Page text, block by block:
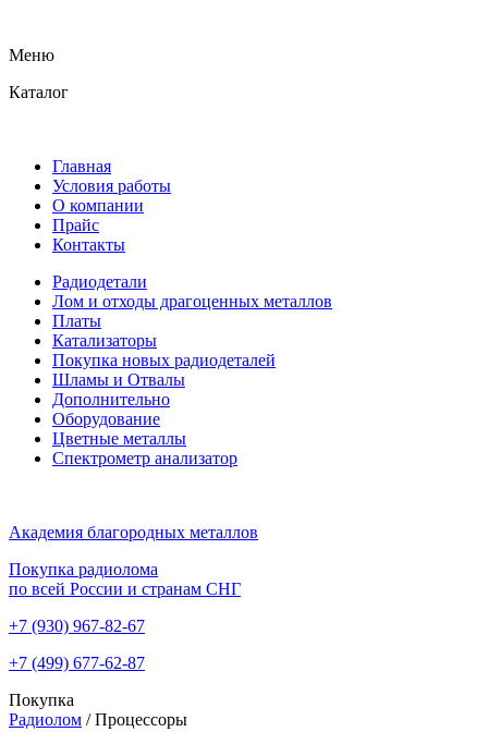
Меню
Каталог
Главная
Условия работы
О компании
Прайс
Контакты
Радиодетали
Лом и отходы драгоценных металлов
Платы
Катализаторы
Покупка новых радиодеталей
Шламы и Отвалы
Дополнительно
Оборудование
Цветные металлы
Спектрометр анализатор
Академия благородных металлов
Покупка радиолома
по всей России и странам СНГ
+7 (930) 967-82-67
+7 (499) 677-62-87
Покупка
Радиолом / Процессоры